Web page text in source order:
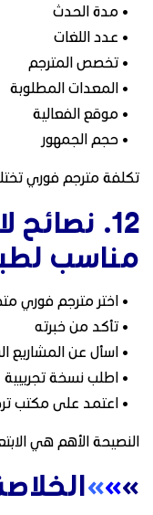
• مدة الحدث
• عدد اللغات
• تخصص المترجم
• المعدات المطلوبة
• موقع الفعالية
• حجم الجمهور
تكلفة مترجم فوري
12.
مناسب
• اختر مترجم فوري
• تأكد من خبرته
• اسأل عن المشاريع
• اطلب نسخة تجريبية
• اعتمد على مكتب
النصيحة الأهم هي
»
»
»